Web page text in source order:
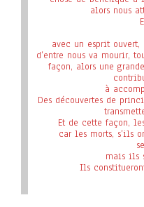
alors nous
avec un esprit
d’entre nous va mourir,
façon, alors une
à
Des découvertes de
Et de cette façon,
car les morts, s’ils
mais ils
Ils